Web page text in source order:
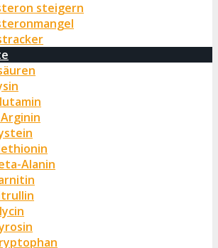
steigern
Alanin